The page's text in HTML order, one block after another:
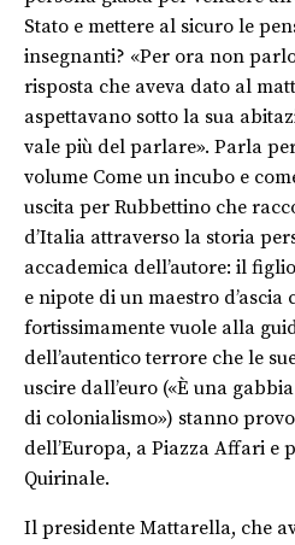
Stato e mettere al sicuro le
insegnanti? «Per ora non
risposta che aveva dato al
aspettavano sotto la sua
vale più del parlare». Parla
volume Come un incubo e
uscita per Rubbettino che
d’Italia attraverso la storia
accademica dell’autore: il
e nipote di un maestro d’ascia
fortissimamente vuole alla
dell’autentico terrore che le
uscire dall’euro («È una
di colonialismo») stanno
dell’Europa, a Piazza Affari e
Quirinale.
Il presidente Mattarella, che